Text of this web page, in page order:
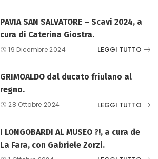
PAVIA SAN SALVATORE – Scavi 2024, a
cura di Caterina Giostra.
19 Dicembre 2024 LEGGI TUTTO
GRIMOALDO dal ducato friulano al
regno.
28 Ottobre 2024 LEGGI TUTTO
I LONGOBARDI AL MUSEO ?!, a cura de
La Fara, con Gabriele Zorzi.